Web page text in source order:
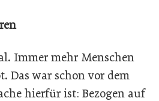
Immer mehr Menschen
Das war schon vor dem
hierfür ist: Bezogen auf